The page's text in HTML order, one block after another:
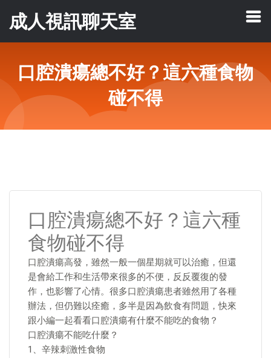
成人視訊聊天室
口腔潰瘍總不好？這六種食物
碰不得
口腔潰瘍總不好？這六種
食物碰不得
口腔潰瘍高發，雖然一般一個星期就可以治癒，但還
是會給工作和生活帶來很多的不便，反反覆復的發
作，也影響了心情。很多口腔潰瘍患者雖然用了各種
辦法，但仍難以痊癒，多半是因為飲食有問題，快來
跟小編一起看看口腔潰瘍有什麼不能吃的食物？
口腔潰瘍不能吃什麼？
1、辛辣刺激性食物